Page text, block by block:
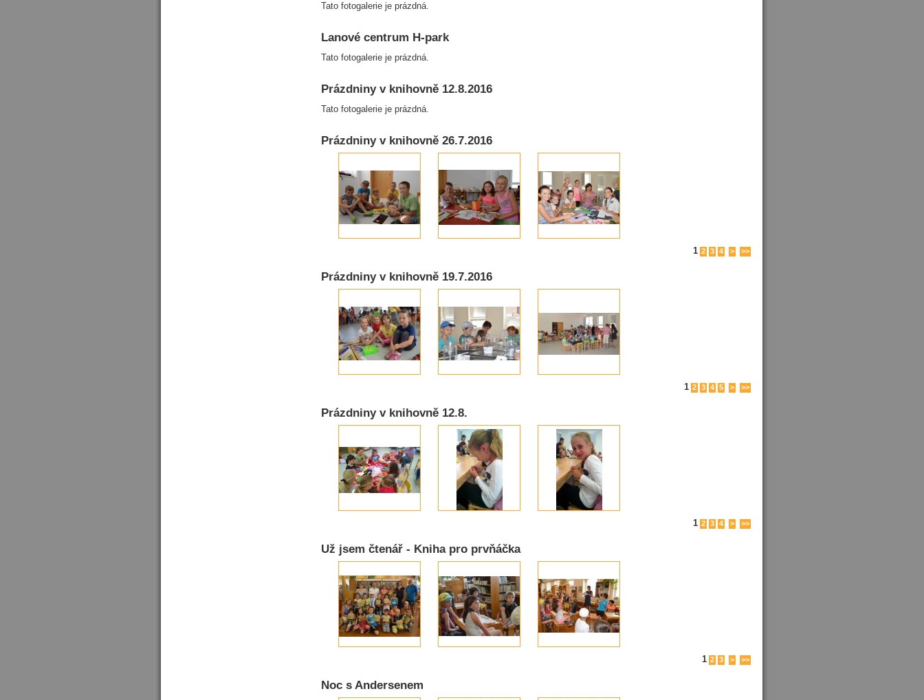
Tato fotogalerie je prázdná.
Lanové centrum H-park
Tato fotogalerie je prázdná.
Prázdniny v knihovně 12.8.2016
Tato fotogalerie je prázdná.
Prázdniny v knihovně 26.7.2016
1 2 3 4 > >>
Prázdniny v knihovně 19.7.2016
1 2 3 4 5 > >>
Prázdniny v knihovně 12.8.
1 2 3 4 > >>
Už jsem čtenář - Kniha pro prvňáčka
1 2 3 > >>
Noc s Andersenem